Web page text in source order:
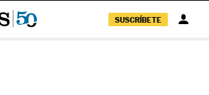
SUSCRÍBETE